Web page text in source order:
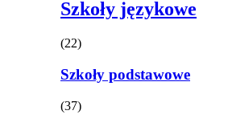
Szkoły językowe
(22)
Szkoły podstawowe
(37)